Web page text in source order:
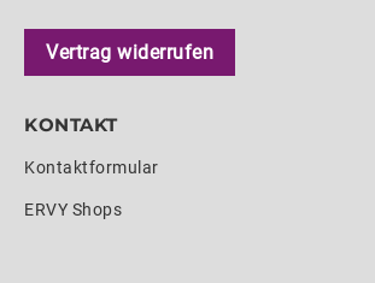
Vertrag widerrufen
KONTAKT
Kontaktformular
ERVY Shops